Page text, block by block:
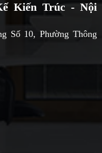
Kiến Trúc - Nội
Số 10, Phường Thông